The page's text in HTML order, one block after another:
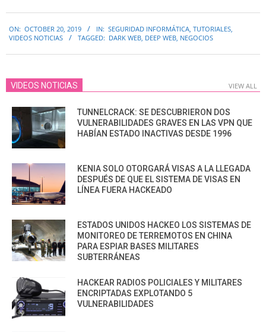
10-
ON: OCTOBER 20, 2019 IN: SEGURIDAD INFORMÁTICA, TUTORIALES,
VIDEOS NOTICIAS
TAGGED: DARK WEB, DEEP WEB, NEGOCIOS
VIDEOS NOTICIAS VIEW ALL
TUNNELCRACK: SE DESCUBRIERON DOS
VULNERABILIDADES GRAVES EN LAS VPN QUE
HABÍAN ESTADO INACTIVAS DESDE 1996
KENIA SOLO OTORGARÁ VISAS A LA LLEGADA
DESPUÉS DE QUE EL SISTEMA DE VISAS EN
LÍNEA FUERA HACKEADO
ESTADOS UNIDOS HACKEO LOS SISTEMAS DE
MONITOREO DE TERREMOTOS EN CHINA
PARA ESPIAR BASES MILITARES
SUBTERRÁNEAS
HACKEAR RADIOS POLICIALES Y MILITARES
ENCRIPTADAS EXPLOTANDO 5
VULNERABILIDADES